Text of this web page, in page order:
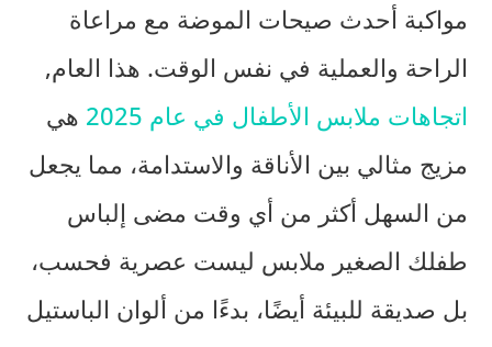
مواكبة أحدث صيحات الموضة مع مراعاة
الراحة والعملية في نفس الوقت. هذا العام,
اتجاهات ملابس الأطفال في عام 2025
هي
مزيج مثالي بين الأناقة والاستدامة، مما يجعل
من السهل أكثر من أي وقت مضى إلباس
طفلك الصغير ملابس ليست عصرية فحسب،
بل صديقة للبيئة أيضًا، بدءًا من ألوان الباستيل